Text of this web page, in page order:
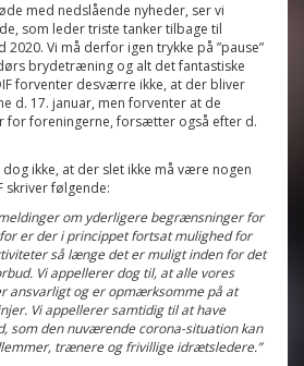
med nedslående nyheder, ser vi
som leder triste tanker tilbage til
Vi må derfor igen trykke på ”pause”
brydetræning og alt det fantastiske
forventer desværre ikke, at der bliver
d. 17. januar, men forventer at de
for foreningerne, forsætter også efter d.
ikke, at der slet ikke må være nogen
skriver følgende:
om yderligere begrænsninger for
er der i princippet fortsat mulighed for
så længe det er muligt inden for det
Vi appellerer dog til, at alle vores
ansvarligt og er opmærksomme på at
Vi appellerer samtidig til at have
som den nuværende corona-situation kan
trænere og frivillige idrætsledere.”